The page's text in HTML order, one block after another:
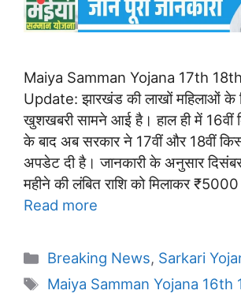
Maiya Samman Yojana 17th
Update: झारखंड की लाखों महिलाओं के
खुशखबरी सामने आई है। हाल ही में 16वीं
के बाद अब सरकार ने 17वीं और 18वीं
अपडेट दी है। जानकारी के अनुसार
महीने की लंबित राशि को मिलाकर
Read more
Categories
Breaking News, Sarkari
Tags
Maiya Samman Yojana 16th